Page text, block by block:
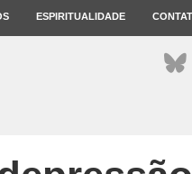
ESPIRITUALIDADE